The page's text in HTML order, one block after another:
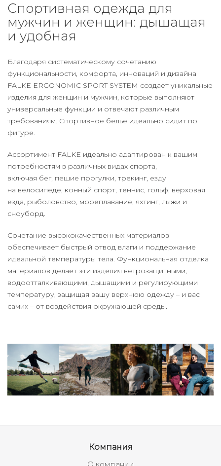
Спортивная одежда для
мужчин и женщин: дышащая
и удобная
Благодаря систематическому сочетанию
функциональности, комфорта, инноваций и дизайна
FALKE ERGONOMIC SPORT SYSTEM создает уникальные
изделия для женщин и мужчин, которые выполняют
универсальные функции и отвечают различным
требованиям. Спортивное белье идеально сидит по
фигуре.
Ассортимент FALKE идеально адаптирован к вашим
потребностям в различных видах спорта,
включая бег, пешие прогулки, трекинг, езду
на велосипеде, конный спорт, теннис, гольф, верховая
езда, рыболовство, мореплавание, яхтинг, лыжи и
сноуборд.
Сочетание высококачественных материалов
обеспечивает быстрый отвод влаги и поддержание
идеальной температуры тела. Функциональная отделка
материалов делает эти изделия ветрозащитными,
водоотталкивающими, дышащими и регулирующими
температуру, защищая вашу верхнюю одежду – и вас
самих – от воздействия окружающей среды.
Компания
О компании